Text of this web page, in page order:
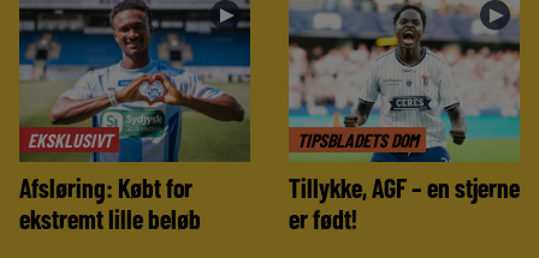
EKSKLUSIVT
►
Afsløring: Købt for
ekstremt lille beløb
TIPSBLADETS DOM
►
Tillykke, AGF – en stjerne
er født!